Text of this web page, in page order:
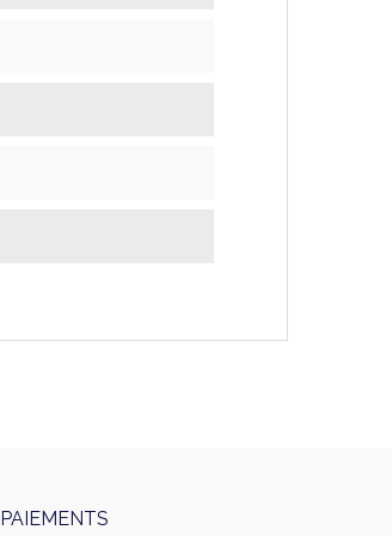
PAIEMENTS